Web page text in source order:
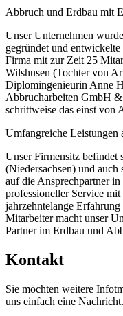
Abbruch und Erdbau mit
Unser Unternehmen
gegründet und
Firma mit zur Zeit 25
Wilshusen (Tochter von
Diplomingenieurin Anne
Abbrucharbeiten GmbH
schrittweise das einst von
Umfangreiche Leistungen
Unser Firmensitz
(Niedersachsen) und
auf die Ansprechpartner
professioneller Service
jahrzehntelange
Mitarbeiter macht unser
Partner im Erdbau und
Kontakt
Sie möchten weitere
uns einfach eine